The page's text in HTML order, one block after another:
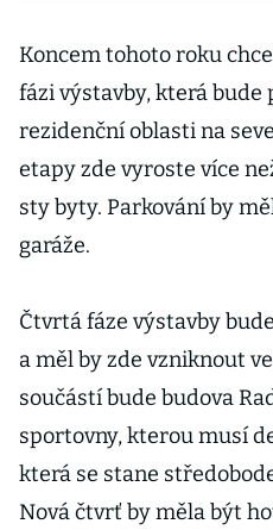
Koncem tohoto roku
fázi výstavby, která bude
rezidenční oblasti na
etapy zde vyroste více
sty byty. Parkování by
garáže.
Čtvrtá fáze výstavby
a měl by zde vzniknout
součástí bude budova
sportovny, kterou musí
která se stane
Nová čtvrť by měla být